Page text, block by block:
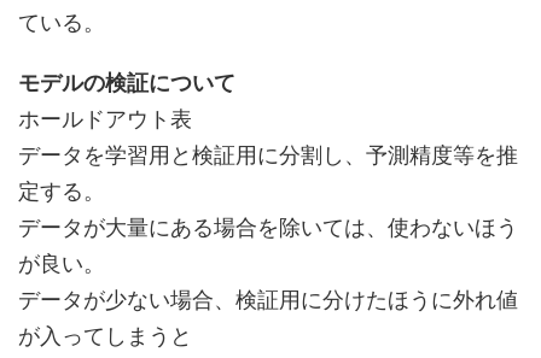
ている。
モデルの検証について
ホールドアウト表
データを学習用と検証用に分割し、予測精度等を推
定する。
データが大量にある場合を除いては、使わないほう
が良い。
データが少ない場合、検証用に分けたほうに外れ値
が入ってしまうと